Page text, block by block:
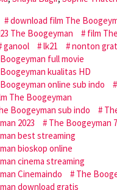
download film The
The Boogeyman
film
ganool lk21
nonton
full movie
kualitas HD
online sub indo
The Boogeyman
Boogeyman sub indo
2023
The Boogeyman
best streaming
bioskop online
cinema streaming
Cinemaindo
The
download gratis